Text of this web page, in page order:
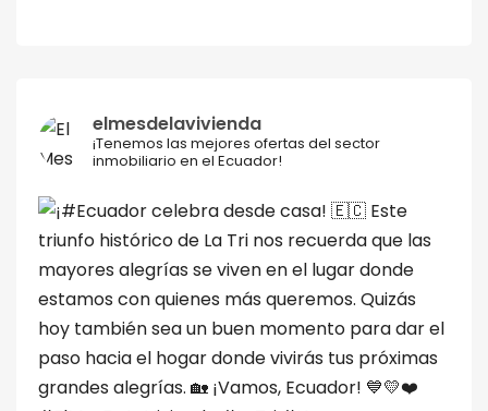
elmesdelavivienda
¡Tenemos las mejores ofertas del sector
inmobiliario en el Ecuador!